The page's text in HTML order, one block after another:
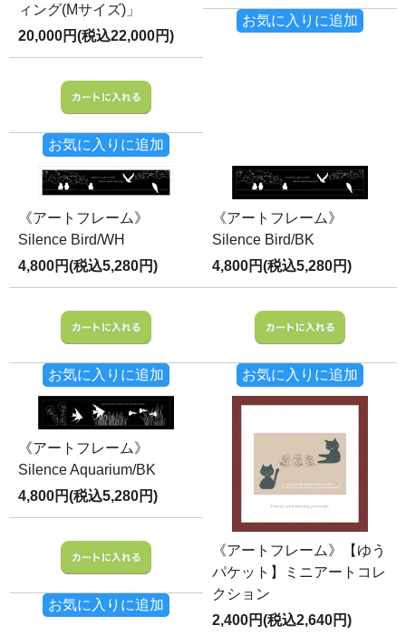
ィング(Mサイズ)」
20,000円(税込22,000円)
お気に入りに追加
お気に入りに追加
《アートフレーム》
Silence Bird/WH
4,800円(税込5,280円)
お気に入りに追加
《アートフレーム》
Silence Bird/BK
4,800円(税込5,280円)
お気に入りに追加
《アートフレーム》
Silence Aquarium/BK
4,800円(税込5,280円)
お気に入りに追加
《アートフレーム》【ゆう
パケット】ミニアートコレ
クション
2,400円(税込2,640円)